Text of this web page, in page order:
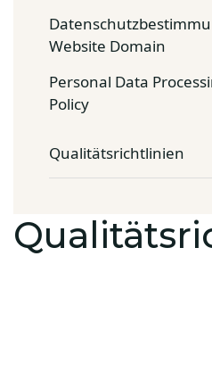
Website Domain
Personal Data
Policy
Qualitätsrichtlinien